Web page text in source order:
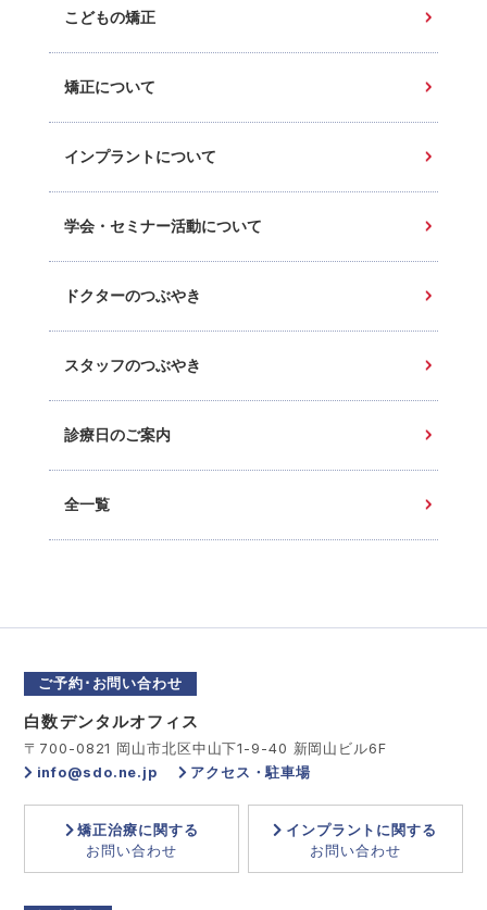
こどもの矯正
矯正について
インプラントについて
学会・セミナー活動について
ドクターのつぶやき
スタッフのつぶやき
診療日のご案内
全一覧
ご予約･お問い合わせ
白数デンタルオフィス
〒700-0821 岡山市北区中山下1-9-40 新岡山ビル6F
info@sdo.ne.jp
アクセス・駐車場
矯正治療に関する
お問い合わせ
インプラントに関する
お問い合わせ